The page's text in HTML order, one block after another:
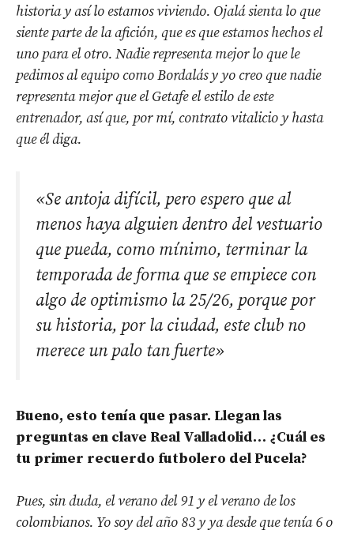
historia y así lo estamos viviendo. Ojalá sienta lo que
siente parte de la afición, que es que estamos hechos el
uno para el otro. Nadie representa mejor lo que le
pedimos al equipo como Bordalás y yo creo que nadie
representa mejor que el Getafe el estilo de este
entrenador, así que, por mí, contrato vitalicio y hasta
que él diga.
«Se antoja difícil, pero espero que al
menos haya alguien dentro del vestuario
que pueda, como mínimo, terminar la
temporada de forma que se empiece con
algo de optimismo la 25/26, porque por
su historia, por la ciudad, este club no
merece un palo tan fuerte»
Bueno, esto tenía que pasar. Llegan las
preguntas en clave Real Valladolid… ¿Cuál es
tu primer recuerdo futbolero del Pucela?
Pues, sin duda, el verano del 91 y el verano de los
colombianos. Yo soy del año 83 y ya desde que tenía 6 o